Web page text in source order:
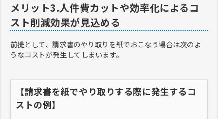
メリット3.人件費カットや効率化によるコ
スト削減効果が見込める
前提として、請求書のやり取りを紙でおこなう場合は次のよ
うなコストが発生してしまいます。
【請求書を紙でやり取りする際に発生するコ
ストの例】